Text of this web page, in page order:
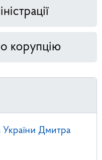
корупцію
України Дмитра